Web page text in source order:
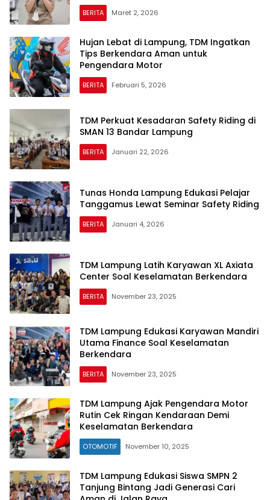
BERITA Maret 2, 2026
Hujan Lebat di Lampung, TDM Ingatkan
Tips Berkendara Aman untuk
Pengendara Motor
BERITA Februari 5, 2026
TDM Perkuat Kesadaran Safety Riding di
SMAN 13 Bandar Lampung
BERITA Januari 22, 2026
Tunas Honda Lampung Edukasi Pelajar
Tanggamus Lewat Seminar Safety Riding
BERITA Januari 4, 2026
TDM Lampung Latih Karyawan XL Axiata
Center Soal Keselamatan Berkendara
BERITA November 23, 2025
TDM Lampung Edukasi Karyawan Mandiri
Utama Finance Soal Keselamatan
Berkendara
BERITA November 23, 2025
TDM Lampung Ajak Pengendara Motor
Rutin Cek Ringan Kendaraan Demi
Keselamatan Berkendara
OTOMOTIF November 10, 2025
TDM Lampung Edukasi Siswa SMPN 2
Tanjung Bintang Jadi Generasi Cari